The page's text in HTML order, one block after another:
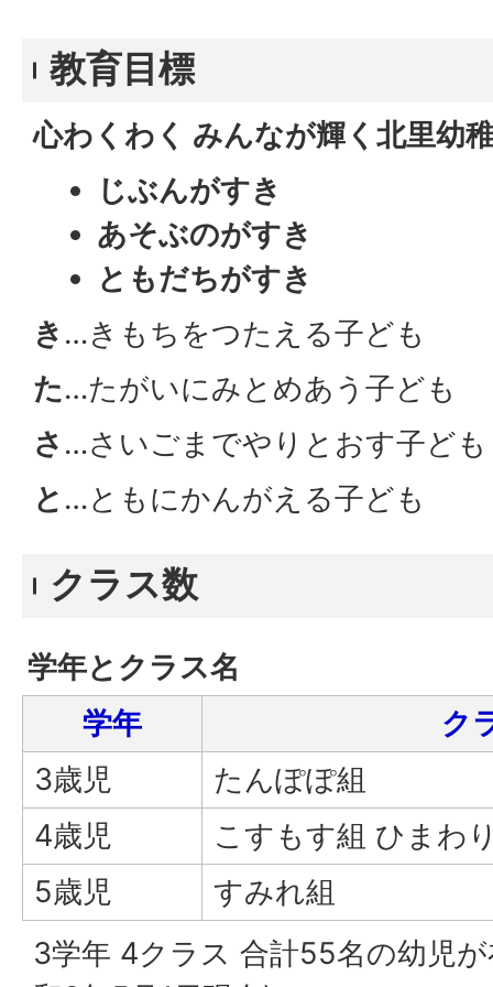
教育目標
心わくわく みんなが輝く北里幼
じぶんがすき
あそぶのがすき
ともだちがすき
き …きもちをつたえる子ども
た…たがいにみとめあう子ども
さ …さいごまでやりとおす子ども
と …ともにかんがえる子ども
クラス数
学年とクラス名
学年
ク
3歳児
たんぽぽ組
4歳児
こすもす組 ひまわ
5歳児
すみれ組
3学年 4クラス 合計55名の幼児